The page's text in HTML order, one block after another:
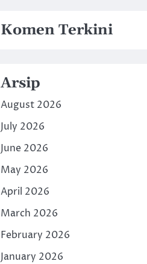
Komen Terkini
Arsip
August 2026
July 2026
June 2026
May 2026
April 2026
March 2026
February 2026
January 2026